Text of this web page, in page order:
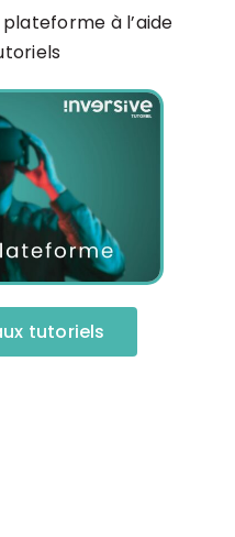
à l’aide
tutoriels